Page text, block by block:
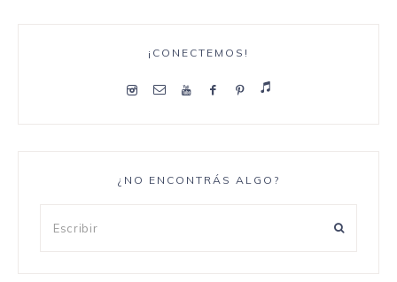
¡CONECTEMOS!
¿NO ENCONTRÁS ALGO?